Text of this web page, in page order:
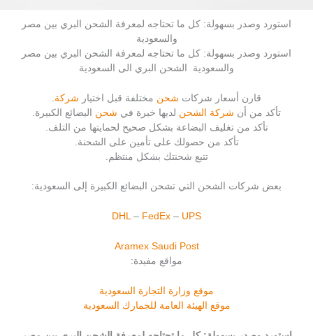
استورد وصدر بسهولة: كل ما تحتاجه لمعرفة الشحن البري بين مصر
والسعودية
استورد وصدر بسهولة: كل ما تحتاجه لمعرفة الشحن البري بين مصر
والسعودية الشحن البري الى السعودية
قارن أسعار شركات شحن مختلفة قبل اختيار شركة
تأكد من أن شركة الشحن لديها خبرة في شحن البضائع الكبيرة.
تأكد من تغليف البضاعة بشكل صحيح لحمايتها من التلف.
تأكد من حصولك على تأمين على الشحنة.
تتبع شحنتك بشكل منتظم.
بعض شركات الشحن التي تشحن البضائع الكبيرة إلى السعودية:
DHL – FedEx – UPS
Aramex Saudi Post
مواقع مفيدة:
موقع وزارة التجارة السعودية
موقع الهيئة العامة للجمارك السعودية